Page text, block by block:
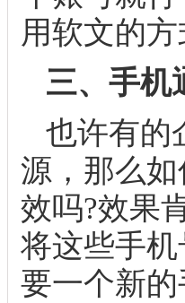
用软文的
三、手机
也许有的
源，那么
效吗?效果
将这些手
要一个新